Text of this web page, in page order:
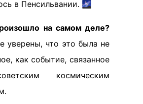
в Пенсильвании. 🌌
на самом деле?
уверены, что это была не
как событие, связанное
космическим